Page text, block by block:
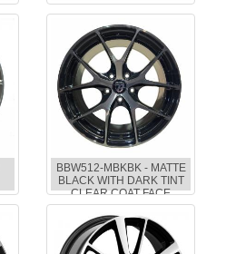
BBW512-MBKBK - MATTE
BLACK WITH DARK TINT
CLEAR COAT FACE